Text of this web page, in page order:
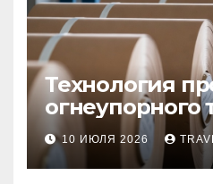
Технология
огнеупорного
картона из
10 ИЮЛЯ 2026